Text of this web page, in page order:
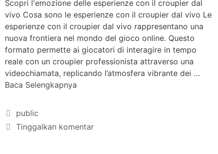
Scopri l'emozione delle esperienze con il croupier dal
vivo Cosa sono le esperienze con il croupier dal vivo Le
esperienze con il croupier dal vivo rappresentano una
nuova frontiera nel mondo del gioco online. Questo
formato permette ai giocatori di interagire in tempo
reale con un croupier professionista attraverso una
videochiamata, replicando l’atmosfera vibrante dei …
Baca Selengkapnya
public
Tinggalkan komentar